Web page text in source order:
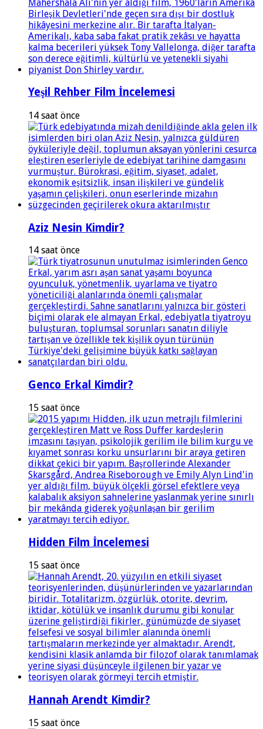
Yeşil Rehber Film İncelemesi
14 saat önce
Aziz Nesin Kimdir?
14 saat önce
Genco Erkal Kimdir?
15 saat önce
Hidden Film İncelemesi
15 saat önce
Hannah Arendt Kimdir?
15 saat önce